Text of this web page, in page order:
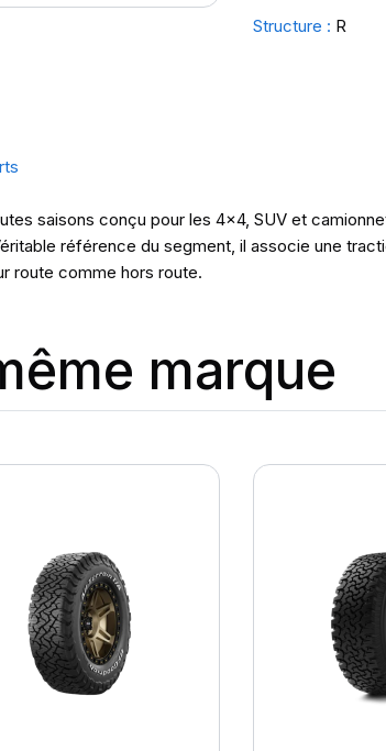
Structure : R
saisons conçu pour les 4x4, SUV et
référence du segment, il associe une
route comme hors route.
marque